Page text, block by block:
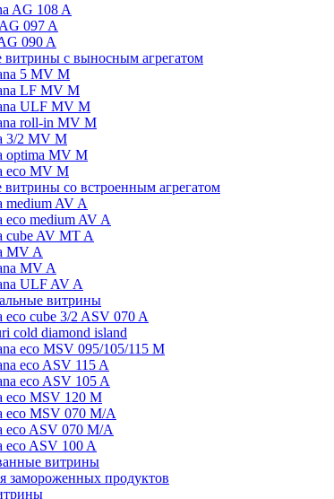
AG 108 A
097 A
090 A
с выносным агрегатом
5 MV M
LF MV M
ULF MV M
roll-in MV M
3/2 MV M
optima MV M
eco MV M
со встроенным агрегатом
medium AV A
eco medium AV A
cube AV MT A
MV A
MV A
ULF AV A
витрины
eco cube 3/2 ASV 070 A
cold diamond island
eco MSV 095/105/115 M
eco ASV 115 A
eco ASV 105 A
eco MSV 120 M
eco MSV 070 M/A
eco ASV 070 M/A
eco ASV 100 A
витрины
замороженных продуктов